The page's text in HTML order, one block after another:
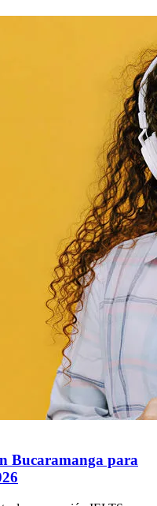
Bucaramanga para